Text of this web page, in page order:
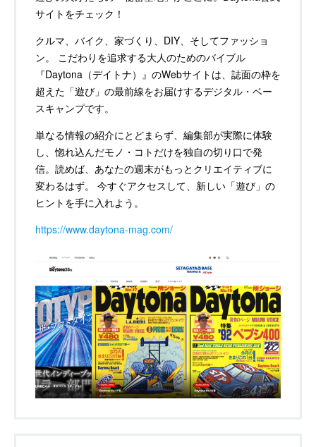
サイトをチェック！
クルマ、バイク、家づくり、DIY、そしてファッショ
ン。 こだわりを追求する大人のためのバイブル
『Daytona（デイトナ）』のWebサイトは、誌面の枠を
超えた「遊び」の最前線をお届けするデジタル・ベー
スキャンプです。
単なる情報の紹介にとどまらず、編集部が実際に体験
し、惚れ込んだモノ・コトだけを独自の切り口で発
信。読めば、あなたの週末がもっとクリエイティブに
変わるはず。 今すぐアクセスして、新しい「遊び」の
ヒントを手に入れよう。
https://www.daytona-mag.com/